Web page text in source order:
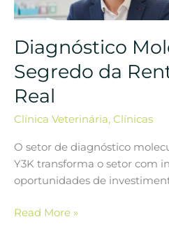
Diagnóstico
Segredo da
Real
Clínica Veterinária, Clínicas
O setor de diagnóstico
Y3K transforma o setor com
oportunidades de
da
Real
Read More »